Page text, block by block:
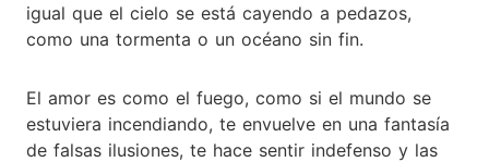
igual que el cielo se está cayendo a pedazos,
como una tormenta o un océano sin fin.
El amor es como el fuego, como si el mundo se
estuviera incendiando, te envuelve en una fantasía
de falsas ilusiones, te hace sentir indefenso y las